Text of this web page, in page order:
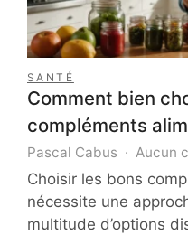
SANTÉ
Comment bien
compléments
Pascal Cabus Aucun
Choisir les bons
nécessite une
multitude d’options